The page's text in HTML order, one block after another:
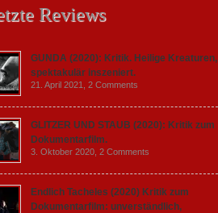
Reviews
GUNDA (2020): Kritik. Heilige Kreaturen,
spektakulär inszeniert.
21. April 2021, 2 Comments
GLITZER UND STAUB (2020): Kritik zum
Dokumentarfilm.
3. Oktober 2020, 2 Comments
Endlich Tacheles (2020) Kritik zum
Dokumentarfilm: unverständlich,